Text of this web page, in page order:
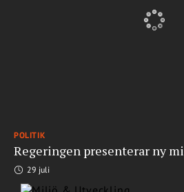
POLITIK
Regeringen presenterar ny
29 juli